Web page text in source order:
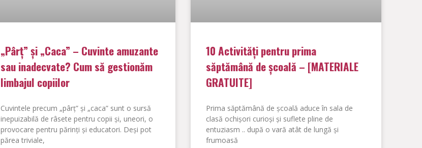
„Pârț” și „Caca” – Cuvinte amuzante
sau inadecvate? Cum să gestionăm
limbajul copiilor
Cuvintele precum „pârț” și „caca” sunt o sursă
inepuizabilă de râsete pentru copii și, uneori, o
provocare pentru părinți și educatori. Deși pot
părea triviale,
10 Activități pentru prima
săptămână de școală – [MATERIALE
GRATUITE]
Prima săptămână de școală aduce în sala de
clasă ochișori curioși și suflete pline de
entuziasm .. după o vară atât de lungă și
frumoasă